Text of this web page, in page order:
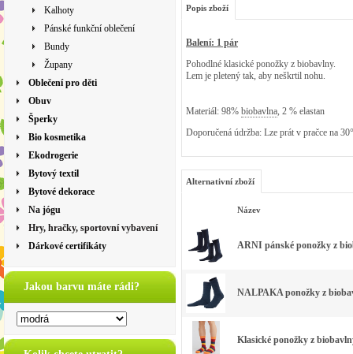
Kalhoty
Pánské funkční oblečení
Bundy
Župany
Oblečení pro děti
Obuv
Šperky
Bio kosmetika
Ekodrogerie
Bytový textil
Bytové dekorace
Na jógu
Hry, hračky, sportovní vybavení
Dárkové certifikáty
Jakou barvu máte rádi?
Popis zboží
Balení: 1 pár
Pohodlné klasické ponožky z biobavlny.
Lem je pletený tak, aby neškrtil nohu.
Materiál: 98% biobavlna, 2 % elastan
Doporučená údržba: Lze prát v pračce na
Alternativní zboží
Název
ARNI pánské ponožky z
NALPAKA ponožky z
Klasické ponožky z